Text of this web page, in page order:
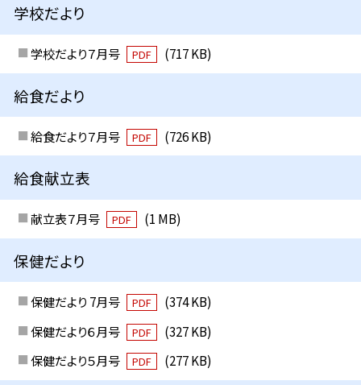
学校だより
学校だより７月号 PDF (717 KB)
給食だより
給食だより７月号 PDF (726 KB)
給食献立表
献立表７月号 PDF (1 MB)
保健だより
保健だより 7月号 PDF
(374 KB)
保健だより６月号
PDF
(327 KB)
保健だより５月号
PDF (277 KB)